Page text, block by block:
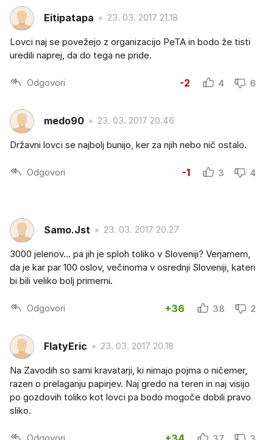
Eitipatapa 23. 03. 2017 21.18
Lovci naj se povežejo z organizacijo PeTA in bodo že tisti
uredili naprej, da do tega ne pride.
Odgovori -2 4 6
medo90 23. 03. 2017 20.46
Državni lovci se najbolj bunijo, ker za njih nebo nič ostalo.
Odgovori -1 3 4
Samo.Jst 23. 03. 2017 20.27
3000 jelenov... pa jih je sploh toliko v Sloveniji? Verjamem,
da je kar par 100 oslov, večinoma v osrednji Sloveniji, kateri
bi bili veliko bolj primerni.
Odgovori +36 38 2
FlatyEric 23. 03. 2017 20.18
Na Zavodih so sami kravatarji, ki nimajo pojma o ničemer,
razen o prelaganju papirjev. Naj gredo na teren in naj visijo
po gozdovih toliko kot lovci pa bodo mogoče dobili pravo
sliko.